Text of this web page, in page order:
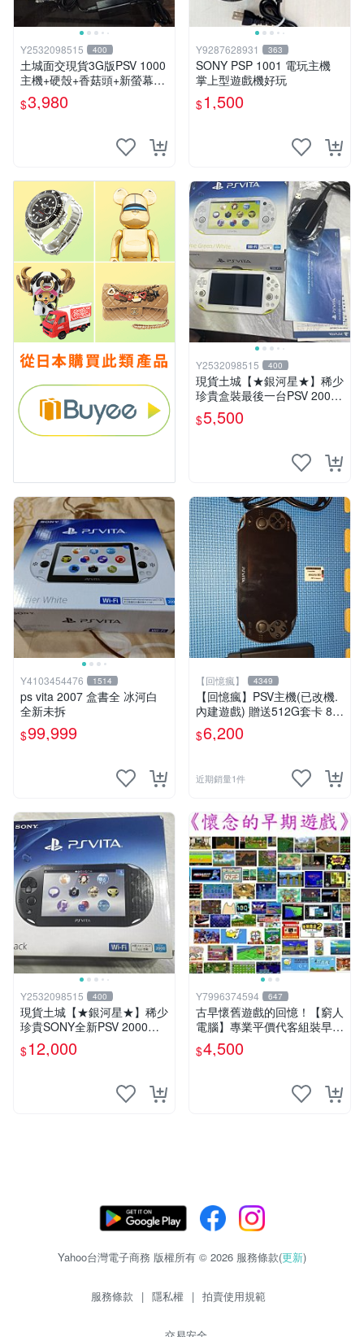
Y2532098515 400
土城面交現貨3G版PSV 1000
主機+硬殼+香菇頭+新螢幕玻
璃貼+初音掛繩+可改機版本8
成新 一年保修如照片所有的
$3,980
Y9287628931 363
SONY PSP 1001 電玩主機
掌上型遊戲機好玩
$1,500
Y2532098515 400
現貨土城【★銀河星★】稀少
珍貴盒裝最後一台PSV 2000
主機.PSV2000 品質保證日版
可轉換中文
$5,500
Y4103454476 1514
ps vita 2007 盒書全 冰河白
全新未拆
$99,999
【回憶瘋】 4349
【回憶瘋】PSV主機(已改機.
內建遊戲) 贈送512G套卡 8成
5新 1000型
$6,200
近期銷量1件
Y2532098515 400
現貨土城【★銀河星★】稀少
珍貴SONY全新PSV 2000主
機.可轉換中文.全新PSV未使
用
$12,000
Y7996374594 647
古早懷舊遊戲的回憶！【窮人
電腦】專業平價代客組裝早期
Windows98/95/DOS遊戲機--
-專業首選！
$4,500
Yahoo台灣電子商務 版權所有 © 2026 服務條款(更新)
服務條款 | 隱私權 | 拍賣使用規範